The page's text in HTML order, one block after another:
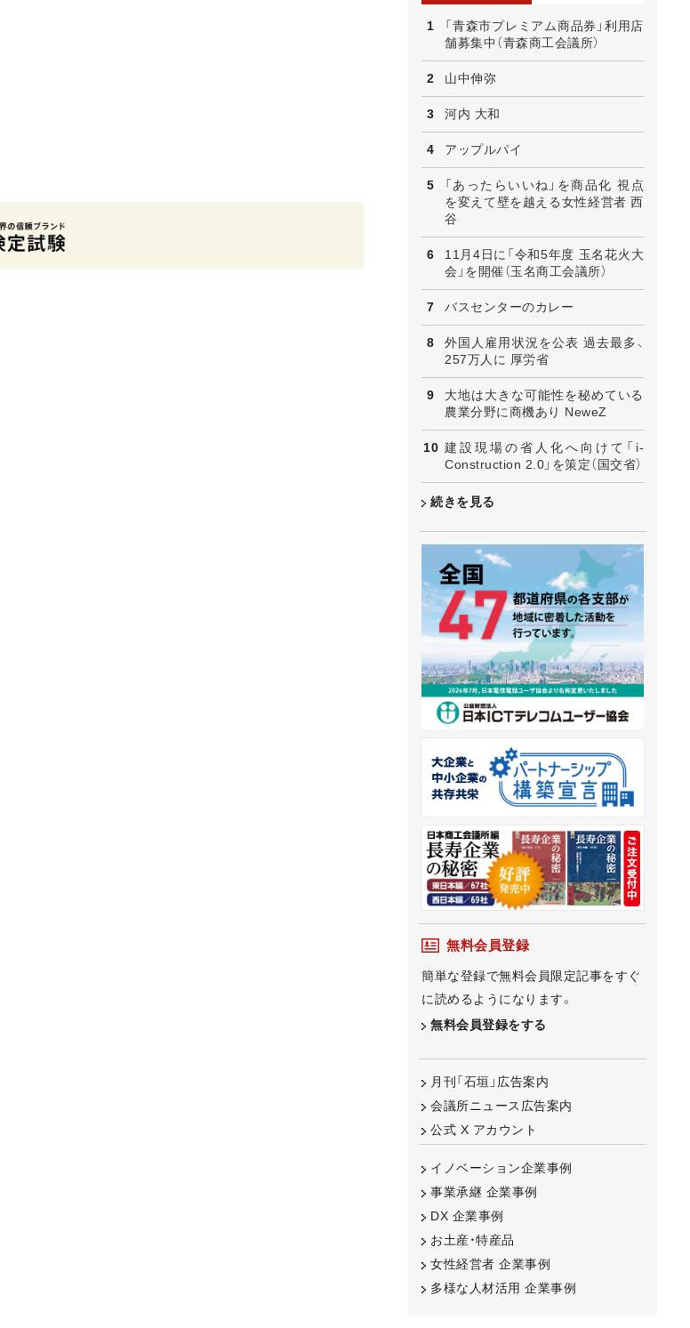
「青森市プレミアム商品券」利用店
舗募集中（青森商工会議所）
山中伸弥
河内 大和
アップルパイ
「あったらいいね」を商品化 視点
を変えて壁を越える女性経営者 西
谷
11月4日に「令和5年度 玉名花火大
会」を開催（玉名商工会議所）
バスセンターのカレー
外国人雇用状況を公表 過去最多、
257万人に 厚労省
大地は大きな可能性を秘めている
農業分野に商機あり NeweZ
建設現場の省人化へ向けて「i-
Construction 2.0」を策定（国交省）
続きを見る
無料会員登録
簡単な登録で無料会員限定記事をすぐ
に読めるようになります。
無料会員登録をする
月刊「石垣」広告案内
会議所ニュース広告案内
公式 X アカウント
イノベーション企業事例
事業承継 企業事例
DX 企業事例
お土産・特産品
女性経営者 企業事例
多様な人材活用 企業事例